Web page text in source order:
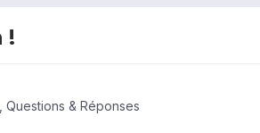
!
& Réponses